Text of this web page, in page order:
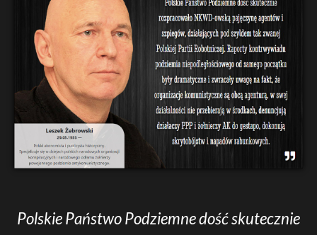
Polskie Państwo Podziemne dość skutecznie